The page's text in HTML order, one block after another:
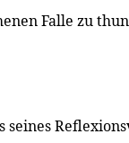
Falle zu